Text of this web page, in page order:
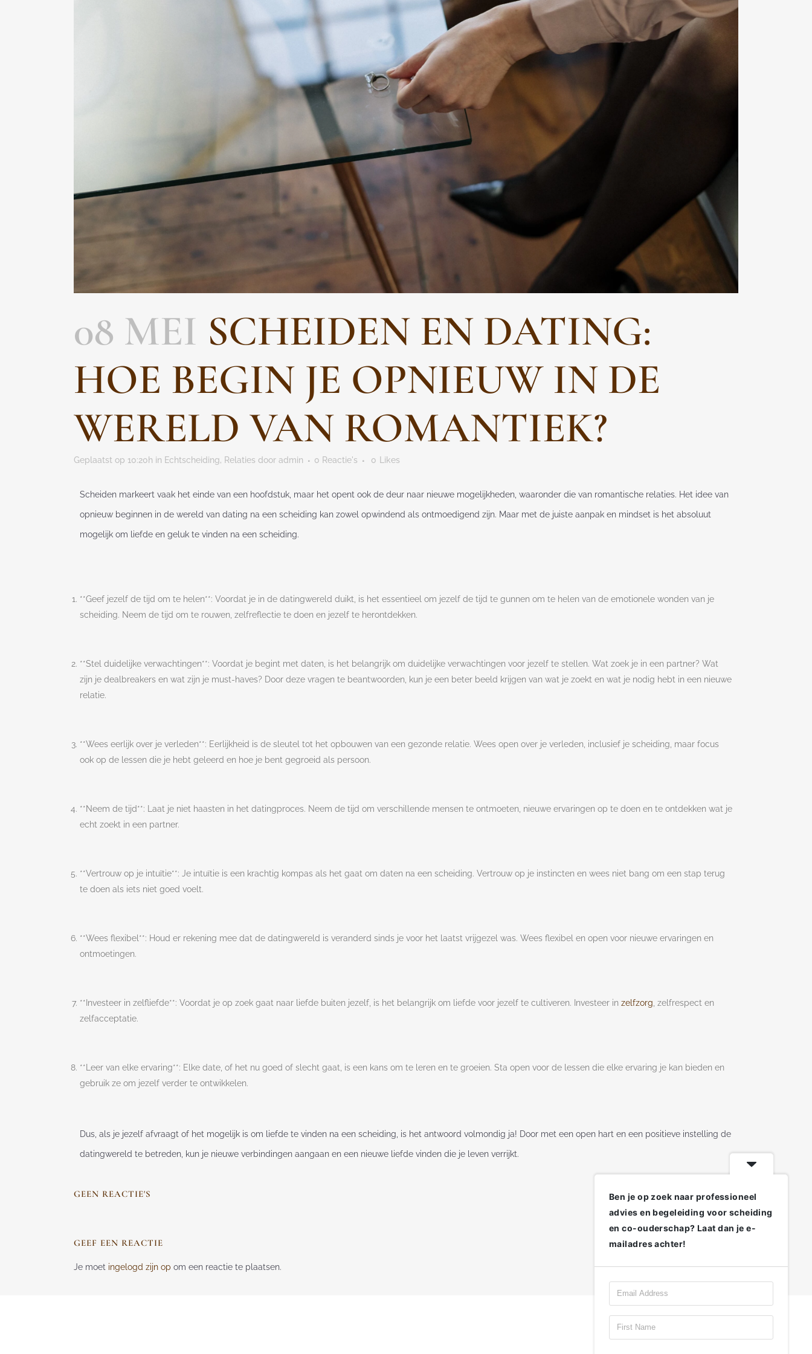
08 MEI SCHEIDEN EN DATING:
HOE BEGIN JE OPNIEUW IN DE
WERELD VAN ROMANTIEK?
Geplaatst op 10:20h in Echtscheiding, Relaties door admin 0 Reactie's 0 Likes
Scheiden markeert vaak het einde van een hoofdstuk, maar het opent ook de deur naar nieuwe mogelijkheden, waaronder die van romantische relaties. Het idee van
opnieuw beginnen in de wereld van dating na een scheiding kan zowel opwindend als ontmoedigend zijn. Maar met de juiste aanpak en mindset is het absoluut
mogelijk om liefde en geluk te vinden na een scheiding.
**Geef jezelf de tijd om te helen**: Voordat je in de datingwereld duikt, is het essentieel om jezelf de tijd te gunnen om te helen van de emotionele wonden van je
scheiding. Neem de tijd om te rouwen, zelfreflectie te doen en jezelf te herontdekken.
**Stel duidelijke verwachtingen**: Voordat je begint met daten, is het belangrijk om duidelijke verwachtingen voor jezelf te stellen. Wat zoek je in een partner? Wat
zijn je dealbreakers en wat zijn je must-haves? Door deze vragen te beantwoorden, kun je een beter beeld krijgen van wat je zoekt en wat je nodig hebt in een nieuwe
relatie.
**Wees eerlijk over je verleden**: Eerlijkheid is de sleutel tot het opbouwen van een gezonde relatie. Wees open over je verleden, inclusief je scheiding, maar focus
ook op de lessen die je hebt geleerd en hoe je bent gegroeid als persoon.
**Neem de tijd**: Laat je niet haasten in het datingproces. Neem de tijd om verschillende mensen te ontmoeten, nieuwe ervaringen op te doen en te ontdekken wat je
echt zoekt in een partner.
**Vertrouw op je intuïtie**: Je intuïtie is een krachtig kompas als het gaat om daten na een scheiding. Vertrouw op je instincten en wees niet bang om een stap terug
te doen als iets niet goed voelt.
**Wees flexibel**: Houd er rekening mee dat de datingwereld is veranderd sinds je voor het laatst vrijgezel was. Wees flexibel en open voor nieuwe ervaringen en
ontmoetingen.
**Investeer in zelfliefde**: Voordat je op zoek gaat naar liefde buiten jezelf, is het belangrijk om liefde voor jezelf te cultiveren. Investeer in zelfzorg, zelfrespect en
zelfacceptatie.
**Leer van elke ervaring**: Elke date, of het nu goed of slecht gaat, is een kans om te leren en te groeien. Sta open voor de lessen die elke ervaring je kan bieden en
gebruik ze om jezelf verder te ontwikkelen.
Dus, als je jezelf afvraagt of het mogelijk is om liefde te vinden na een scheiding, is het antwoord volmondig ja! Door met een open hart en een positieve instelling de
datingwereld te betreden, kun je nieuwe verbindingen aangaan en een nieuwe liefde vinden die je leven verrijkt.
GEEN REACTIE'S
GEEF EEN REACTIE
Je moet ingelogd zijn op om een reactie te plaatsen.
Ben je op zoek naar professioneel
advies en begeleiding voor scheiding
en co-ouderschap? Laat dan je e-
mailadres achter!